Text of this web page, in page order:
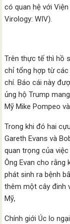
có quan hệ với
Virology: WIV).
Trên thực tế thì hồ
chỉ tổng hợp từ
chí. Báo cái này
ủng hộ Trump
Mỹ Mike Pompeo
Trong khi đó hai
Gareth Evans và
quan trọng của
Ông Evan cho rằng
phát sinh ra bệnh
thêm một cây đinh
Mỹ,
Chính giới Úc lo